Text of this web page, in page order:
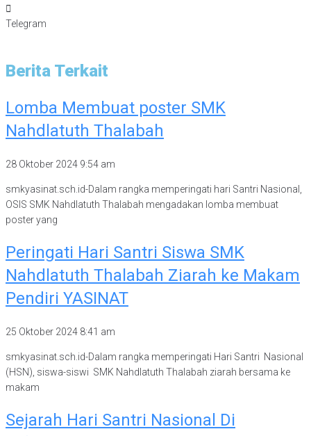
Telegram
Berita Terkait
Lomba Membuat poster SMK
Nahdlatuth Thalabah
28 Oktober 2024 9:54 am
smkyasinat.sch.id-Dalam rangka memperingati hari Santri Nasional,
OSIS SMK Nahdlatuth Thalabah mengadakan lomba membuat
poster yang
Peringati Hari Santri Siswa SMK
Nahdlatuth Thalabah Ziarah ke Makam
Pendiri YASINAT
25 Oktober 2024 8:41 am
smkyasinat.sch.id-Dalam rangka memperingati Hari Santri Nasional
(HSN), siswa-siswi SMK Nahdlatuth Thalabah ziarah bersama ke
makam
Sejarah Hari Santri Nasional Di